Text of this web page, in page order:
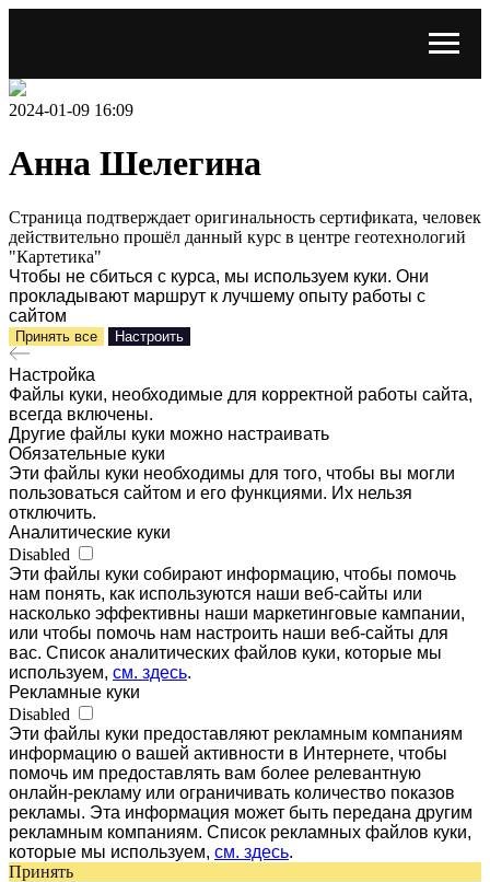
2024-01-09 16:09
Анна Шелегина
Страница подтверждает оригинальность сертификата, человек
действительно прошёл данный курс в центре геотехнологий
"Картетика"
Чтобы не сбиться с курса, мы используем куки. Они
прокладывают маршрут к лучшему опыту работы с
сайтом
Принять все Настроить
Настройка
Файлы куки, необходимые для корректной работы сайта,
всегда включены.
Другие файлы куки можно настраивать
Обязательные куки
Эти файлы куки необходимы для того, чтобы вы могли
пользоваться сайтом и его функциями. Их нельзя
отключить.
Аналитические куки
Disabled
Эти файлы куки собирают информацию, чтобы помочь
нам понять, как используются наши веб-сайты или
насколько эффективны наши маркетинговые кампании,
или чтобы помочь нам настроить наши веб-сайты для
вас. Список аналитических файлов куки, которые мы
используем, см. здесь.
Рекламные куки
Disabled
Эти файлы куки предоставляют рекламным компаниям
информацию о вашей активности в Интернете, чтобы
помочь им предоставлять вам более релевантную
онлайн-рекламу или ограничивать количество показов
рекламы. Эта информация может быть передана другим
рекламным компаниям. Список рекламных файлов куки,
которые мы используем, см. здесь.
Принять